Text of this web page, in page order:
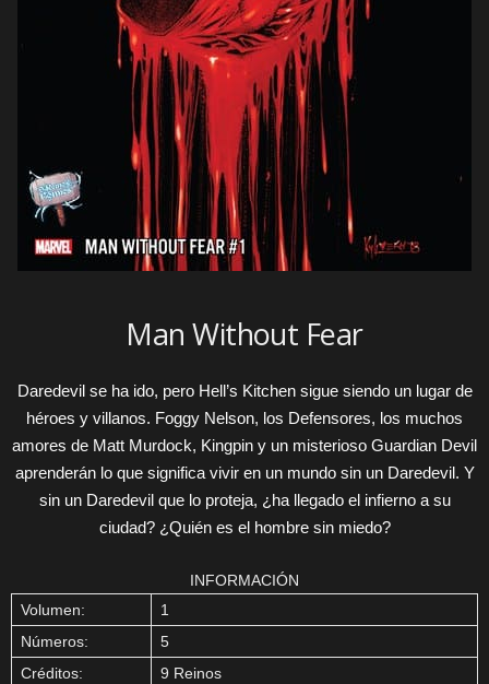
Man Without Fear
Daredevil se ha ido, pero Hell’s Kitchen sigue siendo un lugar de
héroes y villanos. Foggy Nelson, los Defensores, los muchos
amores de Matt Murdock, Kingpin y un misterioso Guardian Devil
aprenderán lo que significa vivir en un mundo sin un Daredevil. Y
sin un Daredevil que lo proteja, ¿ha llegado el infierno a su
ciudad? ¿Quién es el hombre sin miedo?
INFORMACIÓN
Volumen:
1
Números:
5
Créditos:
9 Reinos